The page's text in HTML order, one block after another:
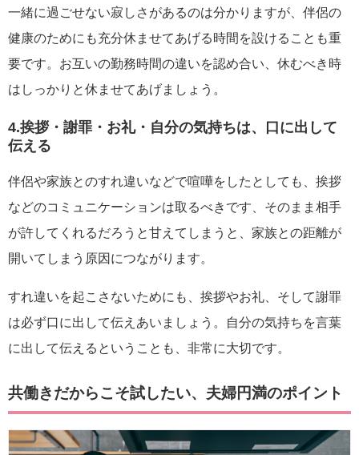
一緒に過ごせない寂しさがあるのは分かりますが、伴侶の
健康のためにも充分休ませてあげる時間を設けることも重
要です。お互いの勤務時間の違いを認め合い、休むべき時
はしっかりと休ませてあげましょう。
4.挨拶・謝罪・お礼・自分の気持ちは、口に出して
伝える
伴侶や家族とのすれ違いなどで喧嘩をしたとしても、挨拶
などのコミュニケーションは取るべきです、そのまま相手
が許してくれるだろうと甘えてしまうと、家族との距離が
開いてしまう原因につながります。
すれ違いを起こさないためにも、挨拶やお礼、そして謝罪
は必ず口に出して伝えあいましょう。自分の気持ちを言葉
に出して伝えるということも、非常に大切です。
共働きだからこそ試したい、夫婦円満のポイント